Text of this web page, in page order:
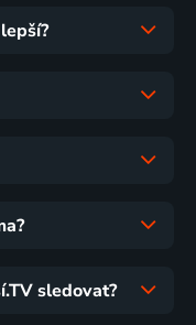
sledovat?